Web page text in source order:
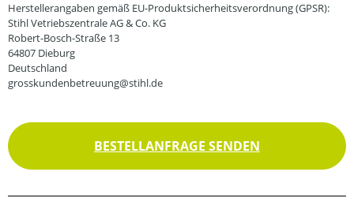
Herstellerangaben gemäß EU-Produktsicherheitsverordnung (GPSR):
Stihl Vetriebszentrale AG & Co. KG
Robert-Bosch-Straße 13
64807 Dieburg
Deutschland
grosskundenbetreuung@stihl.de
BESTELLANFRAGE SENDEN